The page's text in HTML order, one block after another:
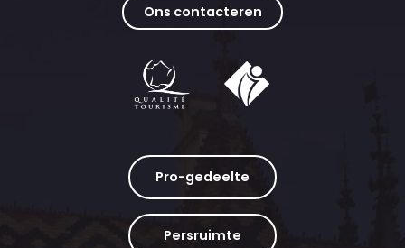
Ons contacteren
Pro-gedeelte
Persruimte